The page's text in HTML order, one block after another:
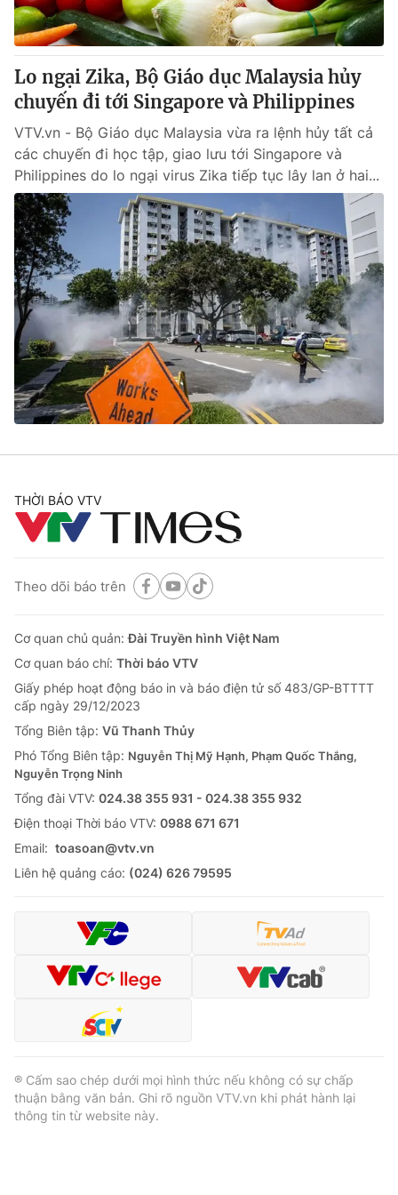
Thị trường 24h Tấm lòng Việt
VTV4 Vươn mình bằng AI
VTV9 VTV8
Liên hệ tòa soạn English
THỜI BÁO VTV
Theo dõi báo trên
Cơ quan chủ quản:Đài Truyền hình Việt Nam
Cơ quan báo chí:Thời báo VTV
Phó Tổng Biên tập:Nguyễn Thị Mỹ Hạnh, Phạm Quốc Thắng,
Nguyễn Trọng Ninh
Ðiện thoại Thời báo VTV:024.66 897 897
Liên hệ quảng cáo: 024-7300.7108
® Cấm sao chép dưới mọi hình thức nếu không có sự chấp
Lo ngại Zika, Bộ Giáo dục Malaysia hủy
chuyến đi tới Singapore và Philippines
VTV.vn - Bộ Giáo dục Malaysia vừa ra lệnh hủy tất cả
các chuyến đi học tập, giao lưu tới Singapore và
Philippines do lo ngại virus Zika tiếp tục lây lan ở hai...
THỜI BÁO VTV
Theo dõi báo trên
Cơ quan chủ quản:Đài Truyền hình Việt Nam
Cơ quan báo chí: Thời báo VTV
Giấy phép hoạt động báo in và báo điện tử số 483/GP-BTTTT
cấp ngày 29/12/2023
Tổng Biên tập: Vũ Thanh Thủy
Phó Tổng Biên tập: Nguyễn Thị Mỹ Hạnh, Phạm Quốc Thắng,
Nguyễn Trọng Ninh
Tổng đài VTV: 024.38 355 931 - 024.38 355 932
Ðiện thoại Thời báo VTV: 0988 671 671
Email: toasoan@vtv.vn
Liên hệ quảng cáo: (024) 626 79595
® Cấm sao chép dưới mọi hình thức nếu không có sự chấp
thuận bằng văn bản. Ghi rõ nguồn VTV.vn khi phát hành lại
thông tin từ website này.